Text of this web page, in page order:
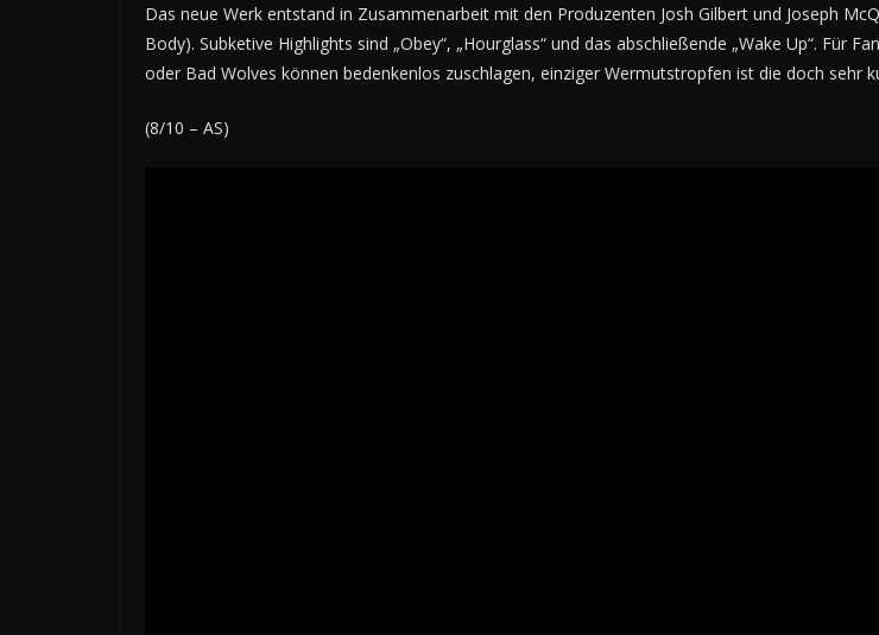
Das neue Werk entstand in Zusammenarbeit mit den Produzenten Josh Gilbert und Joseph
Body). Subketive Highlights sind „Obey“, „Hourglass“ und das abschließende „Wake Up“. Für
oder Bad Wolves können bedenkenlos zuschlagen, einziger Wermutstropfen ist die doch sehr
(8/10 – AS)